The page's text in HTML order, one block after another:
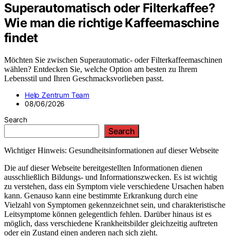
Superautomatisch oder Filterkaffee?
Wie man die richtige Kaffeemaschine
findet
Möchten Sie zwischen Superautomatic- oder Filterkaffeemaschinen
wählen? Entdecken Sie, welche Option am besten zu Ihrem
Lebensstil und Ihren Geschmacksvorlieben passt.
Help Zentrum Team
08/06/2026
Search
Search
Wichtiger Hinweis: Gesundheitsinformationen auf dieser Webseite
Die auf dieser Webseite bereitgestellten Informationen dienen
ausschließlich Bildungs- und Informationszwecken. Es ist wichtig
zu verstehen, dass ein Symptom viele verschiedene Ursachen haben
kann. Genauso kann eine bestimmte Erkrankung durch eine
Vielzahl von Symptomen gekennzeichnet sein, und charakteristische
Leitsymptome können gelegentlich fehlen. Darüber hinaus ist es
möglich, dass verschiedene Krankheitsbilder gleichzeitig auftreten
oder ein Zustand einen anderen nach sich zieht.